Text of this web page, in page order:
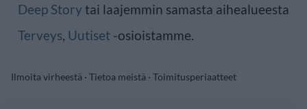
Deep Story tai laajemmin samasta aihealueesta
Terveys, Uutiset -osioistamme.
Ilmoita virheestä · Tietoa meistä · Toimitusperiaatteet